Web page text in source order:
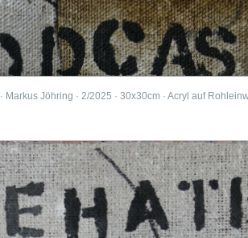
· Markus Jöhring · 2/2025 · 30x30cm · Acryl auf